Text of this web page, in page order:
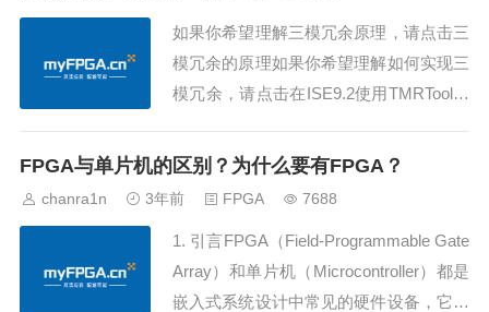
项目向敏捷的平稳转变传统的航天航空项
目通常采用瀑...
如果你希望理解三模冗余原理，请点击三
模冗余的原理如果你希望理解如何实现三
模冗余，请点击在ISE9.2使用TMRTool工
统和关键应用领域，可靠性和容错性是至
（...
FPGA与单片机的区别？为什么要有FPGA？
chanra1n 3年前 FPGA 7688
1. 引言FPGA（Field-Programmable Gate
Array）和单片机（Microcontroller）都是
嵌入式系统设计中常见的硬件设备，它们